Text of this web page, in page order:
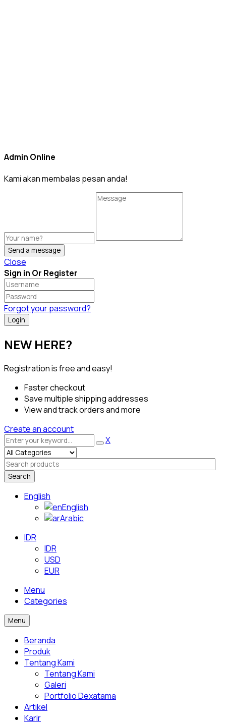
Admin Online
Kami akan membalas pesan anda!
Send a message
Close
Sign in Or Register
Forgot your password?
NEW HERE?
Registration is free and easy!
Faster checkout
Save multiple shipping addresses
View and track orders and more
Create an account
X
Search
English
English
Arabic
IDR
IDR
USD
EUR
Menu
Categories
Menu
Beranda
Produk
Tentang Kami
Tentang Kami
Galeri
Portfolio Dexatama
Artikel
Karir